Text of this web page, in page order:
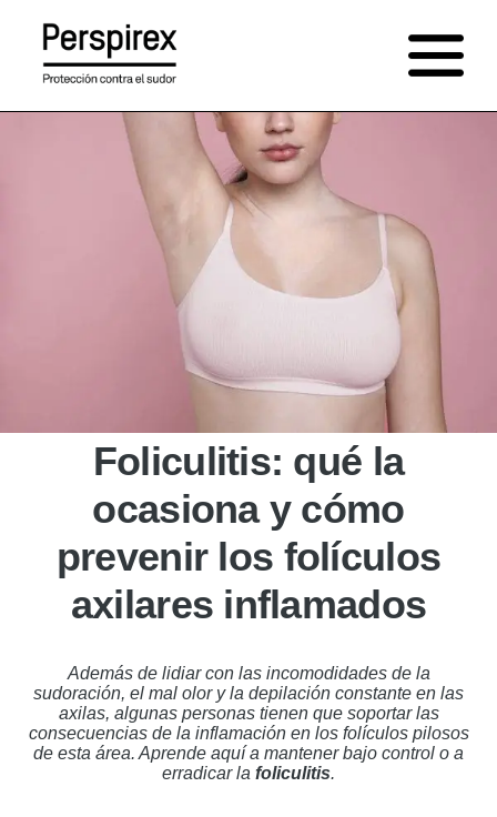
contenido
Foliculitis: qué la
ocasiona y cómo
prevenir los folículos
axilares inflamados
Además de lidiar con las incomodidades de la
sudoración, el mal olor y la depilación constante en las
axilas, algunas personas tienen que soportar las
consecuencias de la inflamación en los folículos pilosos
de esta área. Aprende aquí a mantener bajo control o a
erradicar la foliculitis.